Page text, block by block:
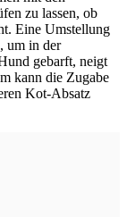
zu lassen, ob
Eine Umstellung
um in der
gebarft, neigt
kann die Zugabe
Kot-Absatz